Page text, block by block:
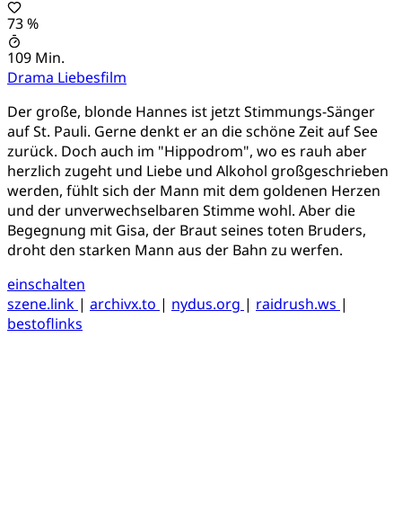
73 %
109 Min.
Drama Liebesfilm
Der große, blonde Hannes ist jetzt Stimmungs-Sänger
auf St. Pauli. Gerne denkt er an die schöne Zeit auf See
zurück. Doch auch im "Hippodrom", wo es rauh aber
herzlich zugeht und Liebe und Alkohol großgeschrieben
werden, fühlt sich der Mann mit dem goldenen Herzen
und der unverwechselbaren Stimme wohl. Aber die
Begegnung mit Gisa, der Braut seines toten Bruders,
droht den starken Mann aus der Bahn zu werfen.
einschalten
szene.link | archivx.to | nydus.org | raidrush.ws |
bestoflinks